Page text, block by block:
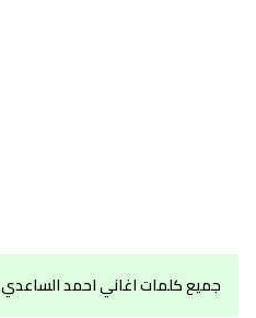
جميع كلمات اغاني احمد الساعدي